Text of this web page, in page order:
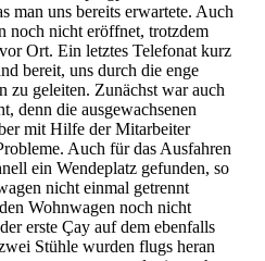
man uns bereits erwartete. Auch
noch nicht eröffnet, trotzdem
Ort. Ein letztes Telefonat kurz
bereit, uns durch die enge
zu geleiten. Zunächst war auch
denn die ausgewachsenen
mit Hilfe der Mitarbeiter
Auch für das Ausfahren
ein Wendeplatz gefunden, so
nicht einmal getrennt
Wohnwagen noch nicht
erste Çay auf dem ebenfalls
Stühle wurden flugs heran